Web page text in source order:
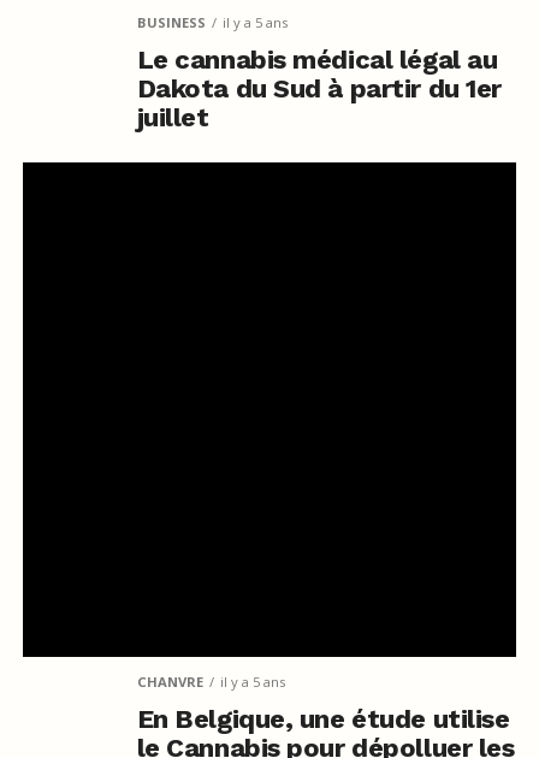
BUSINESS il y a 5 ans
Le cannabis médical légal au
Dakota du Sud à partir du 1er
juillet
CHANVRE il y a 5 ans
En Belgique, une étude utilise
le Cannabis pour dépolluer les